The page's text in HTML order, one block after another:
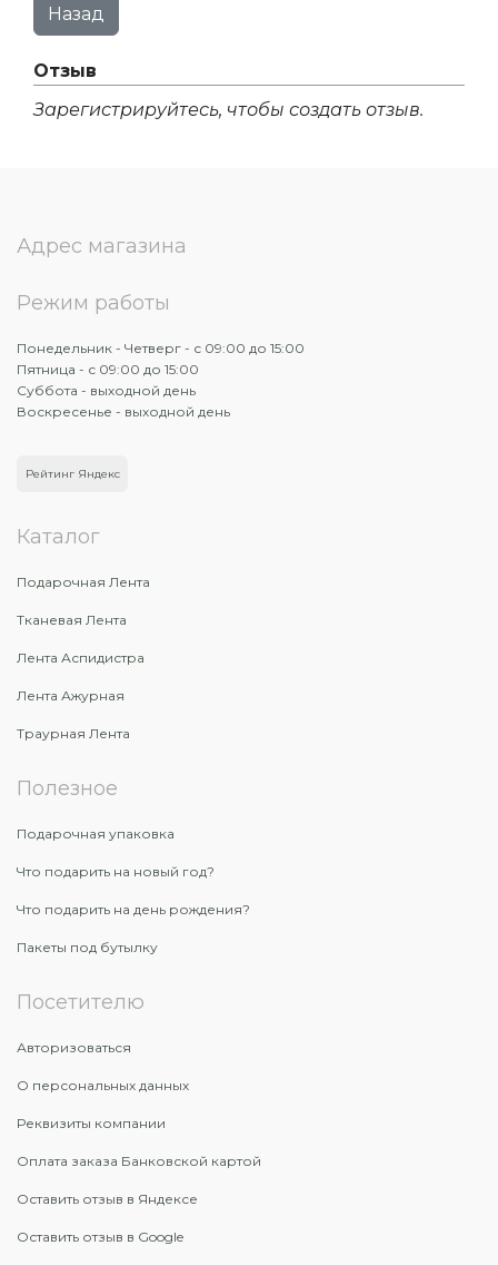
Отзыв
Зарегистрируйтесь, чтобы создать отзыв.
Адрес магазина
Режим работы
Понедельник - Четверг - с 09:00 до 15:00
Пятница - с 09:00 до 15:00
Суббота - выходной день
Воскресенье - выходной день
Рейтинг Яндекс
Каталог
Подарочная Лента
Тканевая Лента
Лента Аспидистра
Лента Ажурная
Траурная Лента
Полезное
Подарочная упаковка
Что подарить на новый год?
Что подарить на день рождения?
Пакеты под бутылку
Посетителю
Авторизоваться
О персональных данных
Реквизиты компании
Оплата заказа Банковской картой
Оставить отзыв в Яндексе
Оставить отзыв в Google